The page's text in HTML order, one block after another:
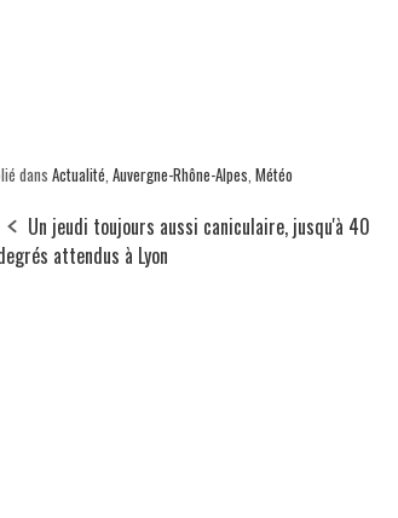
dans Actualité, Auvergne-Rhône-Alpes, Météo
Un jeudi toujours aussi caniculaire, jusqu'à 40
attendus à Lyon